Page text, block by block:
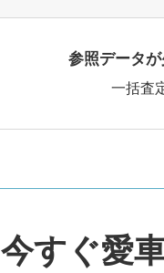
参照データ
一括査
今すぐ愛